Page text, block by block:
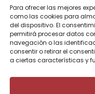
Para ofrecer las mejores
como las cookies para
del dispositivo. El
permitirá procesar datos
navegación o las
consentir o retirar el
a ciertas características y
Programa para el
contratación en
Comunidad de
Ayuda Impulso al
alternancia para
Cofinanciado por